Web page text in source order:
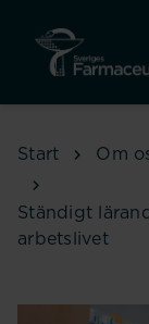
Start Om
Ständigt
arbetslivet